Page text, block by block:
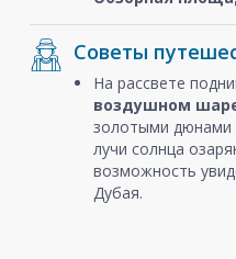
Советы
На рассвете
воздушном
золотыми дюнами
лучи солнца
возможность
Дубая.